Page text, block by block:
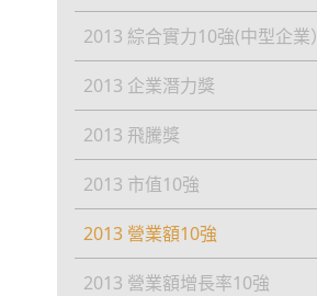
2013 綜合實力10強(中型企業）
2013 企業潛力獎
2013 飛騰獎
2013 市值10強
2013 營業額10強
2013 營業額增長率10強